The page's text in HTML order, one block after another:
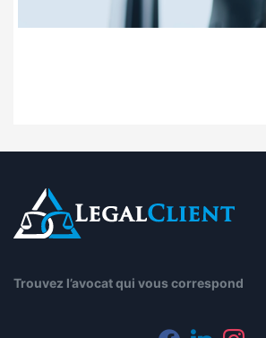
Trouvez l’avocat qui vous correspond
facebooklinkedininstagram